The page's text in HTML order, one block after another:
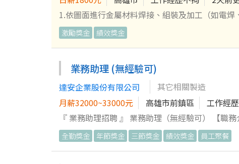
大遊樂世界無限次數免費入園。 特約優惠：萬豪
1.依圖面進行金屬材料焊接、組裝及加工（如電
及安全標準。 3.焊接設備操作、保養及工作區域
激勵獎金 績效獎金
業務助理 (無經驗可)
達安企業股份有限公司
其它相關製造
月薪32000~33000元
高雄市前鎮區 工作經
『 業務助理招聘 』 業務助理（無經驗可） 【職務介紹】 我們正在尋找細心負責、樂於溝通，並願意主動學習的業務夥
伴。 主要協助主管業務相關的運輸聯繫，及業務相關協助工作，ERP
求確認及日常關係維護。 辦理產品報價、議價溝
作訂單，協助銜接生產、包裝標示及出貨作業。
全勤獎金 年節獎金 三節獎金 績效獎金 員工聚餐